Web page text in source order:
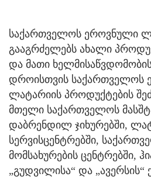
საქართველოს ეროვნული
გააგრძელებს ახალი
და მათი
დროისთვის საქართველოს
ლატარიის პროდუქტების
მთელი საქართველოს
დაბრენდილ ჯიხურებში,
სერვისცენტრებში,
მომსახურების ცენტრებში,
„გუდვილისა“ და „ავერსის“